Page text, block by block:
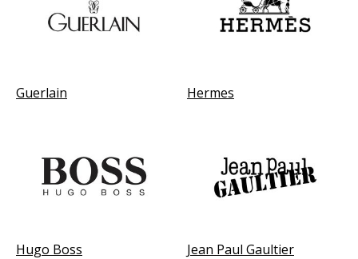
Guerlain Hermes
Hugo Boss Jean Paul Gaultier